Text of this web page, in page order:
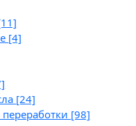
[4]
[24]
[98]